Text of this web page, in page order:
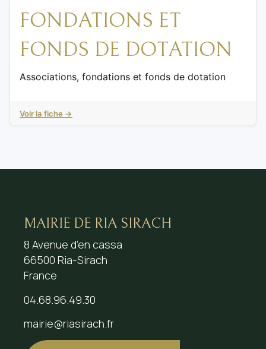
FONDATIONS ET
FONDS DE DOTATION
Associations, fondations et fonds de dotation
Voir la fiche →
MAIRIE DE RIA SIRACH
8 Avenue d’en cassa
66500 Ria-Sirach
France
04.68.96.49.30
mairie@riasirach.fr